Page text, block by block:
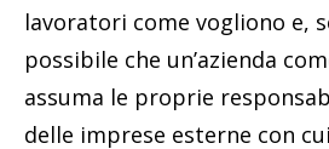
lavoratori come vogliono e,
possibile che un’azienda
assuma le proprie
delle imprese esterne con